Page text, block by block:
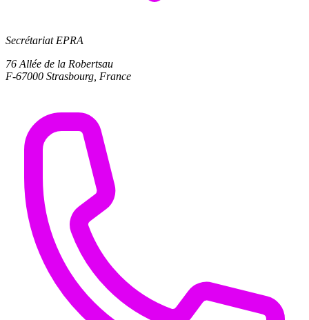
Secrétariat EPRA
76 Allée de la Robertsau
F-67000 Strasbourg, France